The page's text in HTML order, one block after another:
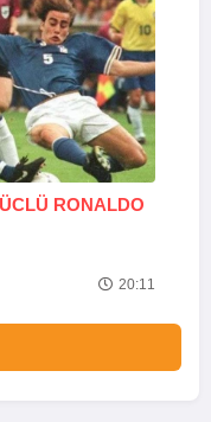
RONALDO
20:11